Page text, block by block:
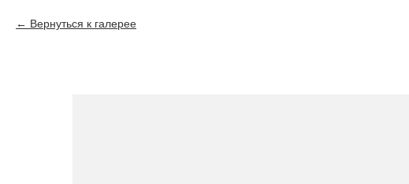
Вернуться к галерее